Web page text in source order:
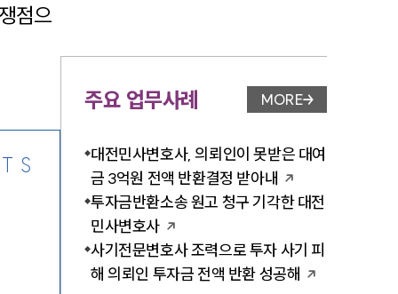
점으
주요 업무사례 업무사례 페이지 이
MORE
대전민사변호사, 의뢰인이 못받은 대여
금 3억원 전액 반환결정 받아내
투자금반환소송 원고 청구 기각한 대전
민사변호사
사기전문변호사 조력으로 투자 사기 피
해 의뢰인 투자금 전액 반환 성공해